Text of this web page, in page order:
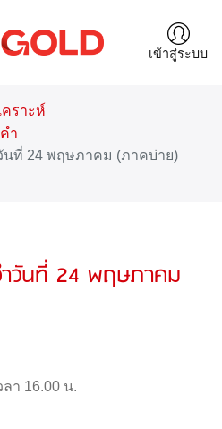
เข้าสู่ระบบ
ราะห์
ำ
นที่ 24 พฤษภาคม (ภาคบ่าย)
วันที่ 24 พฤษภาคม
า 16.00 น.